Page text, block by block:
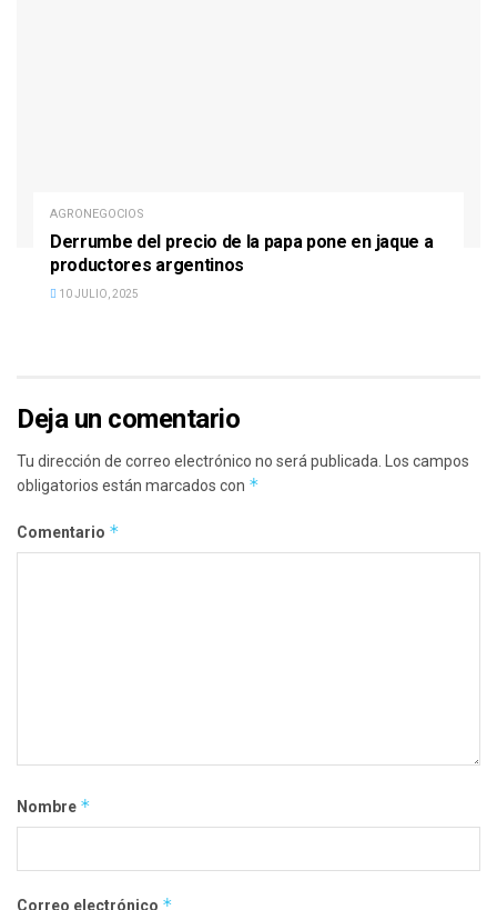
AGRONEGOCIOS
Derrumbe del precio de la papa pone en jaque a
productores argentinos
10 JULIO, 2025
Deja un comentario
Tu dirección de correo electrónico no será publicada.
Los campos
obligatorios están marcados con *
Comentario *
Nombre *
Correo electrónico *